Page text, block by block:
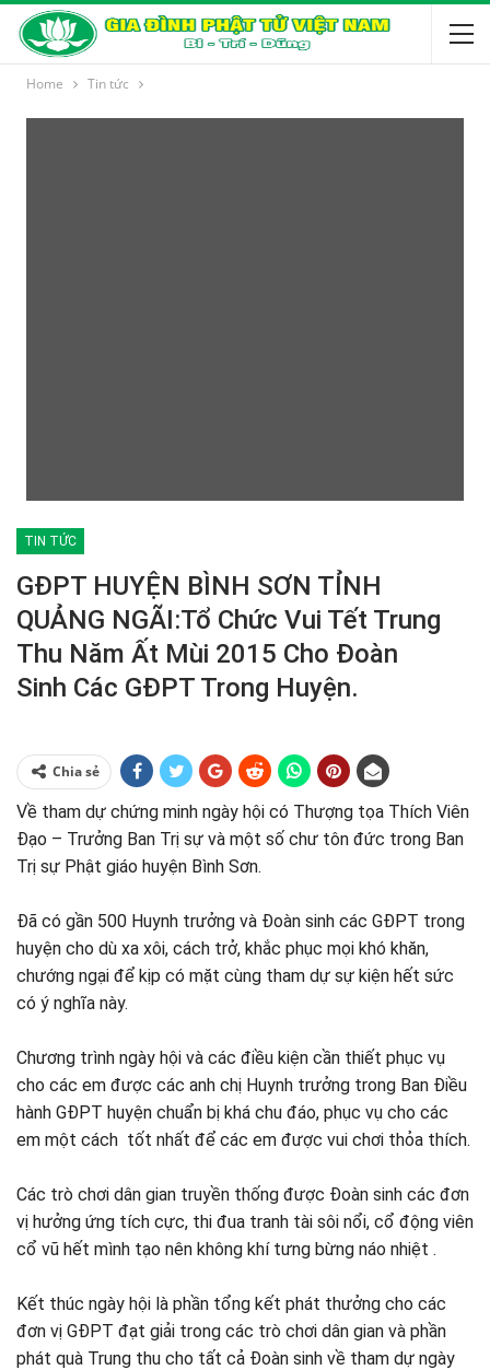
Home Tin tức
TIN TỨC
GĐPT HUYỆN BÌNH SƠN TỈNH
QUẢNG NGÃI:Tổ Chức Vui Tết Trung
Thu Năm Ất Mùi 2015 Cho Đoàn
Sinh Các GĐPT Trong Huyện.
Chia sẻ
Về tham dự chứng minh ngày hội có Thượng tọa Thích Viên
Đạo – Trưởng Ban Trị sự và một số chư tôn đức trong Ban
Trị sự Phật giáo huyện Bình Sơn.
Đã có gần 500 Huynh trưởng và Đoàn sinh các GĐPT trong
huyện cho dù xa xôi, cách trở, khắc phục mọi khó khăn,
chướng ngại để kịp có mặt cùng tham dự sự kiện hết sức
có ý nghĩa này.
Chương trình ngày hội và các điều kiện cần thiết phục vụ
cho các em được các anh chị Huynh trưởng trong Ban Điều
hành GĐPT huyện chuẩn bị khá chu đáo, phục vụ cho các
em một cách tốt nhất để các em được vui chơi thỏa thích.
Các trò chơi dân gian truyền thống được Đoàn sinh các đơn
vị hưởng ứng tích cực, thi đua tranh tài sôi nổi, cổ động viên
cổ vũ hết mình tạo nên không khí tưng bừng náo nhiệt .
Kết thúc ngày hội là phần tổng kết phát thưởng cho các
đơn vị GĐPT đạt giải trong các trò chơi dân gian và phần
phát quà Trung thu cho tất cả Đoàn sinh về tham dự ngày